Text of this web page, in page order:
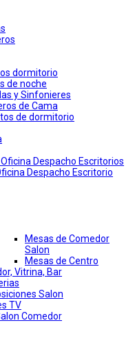
dormitorio
de noche
y Sinfonieres
de Cama
de dormitorio
Despacho Escritorios
Despacho Escritorio
Mesas de Comedor
Salon
Mesas de Centro
Vitrina, Bar
Salon
TV
Comedor